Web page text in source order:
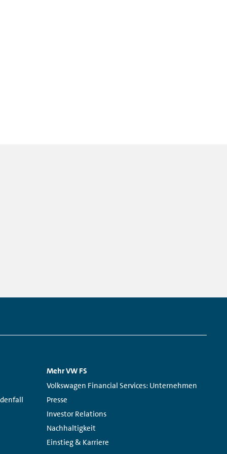
Mehr VW FS
Links:
Volkswagen Financial Services: Unternehmen
Presse
Investor Relations
Nachhaltigkeit
Einstieg & Karriere